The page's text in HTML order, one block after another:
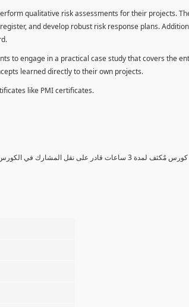
qualitative risk assessments for their projects.
and develop robust risk response plans.
to engage in a practical case study that covers the
learned directly to their own projects.
like PMI certificates.
كورس مٌكثف لمدة 3 ساعات قادر على نقل